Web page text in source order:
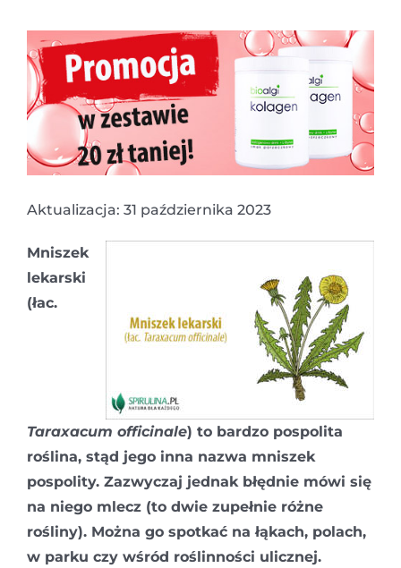
Aktualizacja: 31 października 2023
Mniszek
lekarski
(łac.
Taraxacum officinale) to bardzo pospolita
roślina, stąd jego inna nazwa mniszek
pospolity. Zazwyczaj jednak błędnie mówi się
na niego mlecz (to dwie zupełnie różne
rośliny). Można go spotkać na łąkach, polach,
w parku czy wśród roślinności ulicznej.